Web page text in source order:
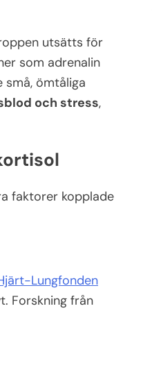
utsätts för
som adrenalin
ömtåliga
och stress,
faktorer kopplade
Lungfonden
Forskning från